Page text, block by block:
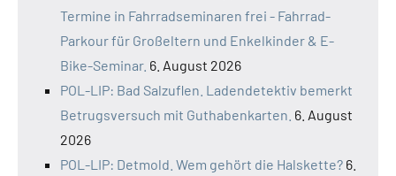
Termine in Fahrradseminaren frei - Fahrrad-
Parkour für Großeltern und Enkelkinder & E-
Bike-Seminar. 6. August 2026
POL-LIP: Bad Salzuflen. Ladendetektiv bemerkt
Betrugsversuch mit Guthabenkarten. 6. August
2026
POL-LIP: Detmold. Wem gehört die Halskette? 6.